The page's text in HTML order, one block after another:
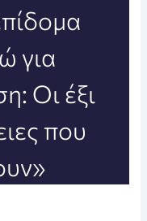
για
Οι έξι
που